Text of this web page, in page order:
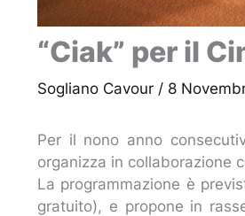
“Ciak” per il
Sogliano Cavour / 8
Per il nono anno
organizza in collaborazione
La programmazione è
gratuito), e propone in